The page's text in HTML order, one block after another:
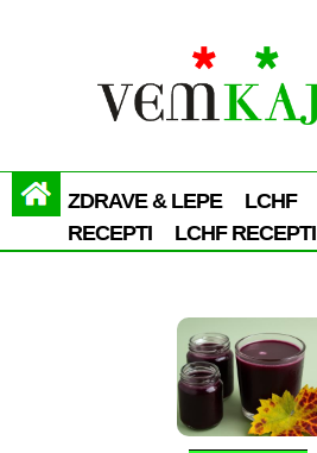
ZDRAVE & LEPE LCHF
RECEPTI
LCHF RECEPTI